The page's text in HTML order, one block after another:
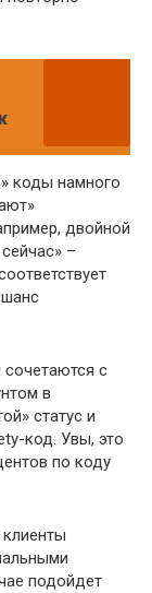
коды намного
двойной
–
с
в
статус и
код. Увы, это
по коду
подойдет